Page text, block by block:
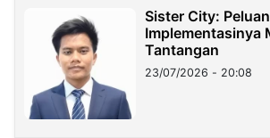
Sister City:
Implementasinya
Tantangan
23/07/2026 - 20:08